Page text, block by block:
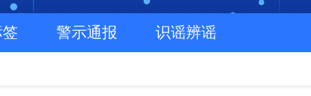
警示通报 识谣辨谣